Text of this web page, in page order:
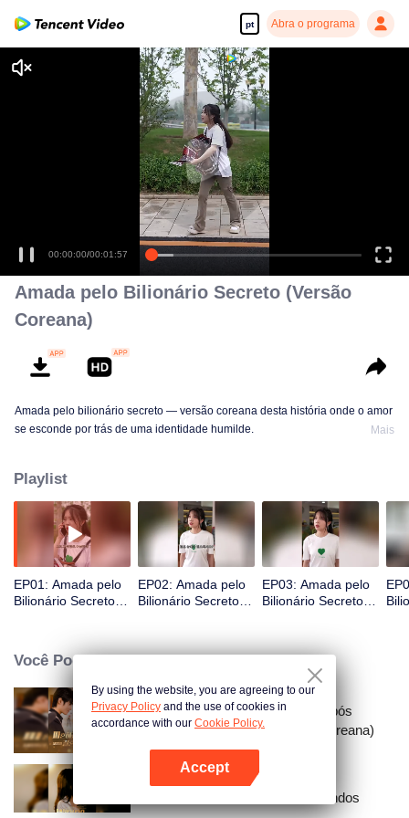
pt Abra o programa
Abra o programa
00:00:00/00:01:57
Amada pelo Bilionário Secreto (Versão
Coreana)
Amada pelo bilionário secreto — versão coreana desta história onde o amor
se esconde por trás de uma identidade humilde.
Mais
Playlist
EP01: Amada pelo
Bilionário Secreto
EP02: Amada pelo
Bilionário Secreto
EP03: Amada pelo
Bilionário Secreto
Você Pode Gostar
Casei com um Magnata Logo Após
Romper o Noivado?! (Versão Coreana)
Ressentimento Através dos Mundos
By using the website, you are agreeing to our
Privacy Policy and the use of cookies in
accordance with our Cookie Policy.
Accept